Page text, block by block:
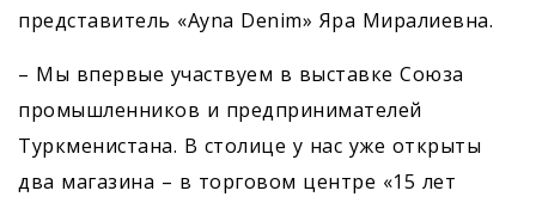
представитель «Ayna Denim» Яра Миралиевна.
– Мы впервые участвуем в выставке Союза
промышленников и предпринимателей
Туркменистана. В столице у нас уже открыты
два магазина – в торговом центре «15 лет